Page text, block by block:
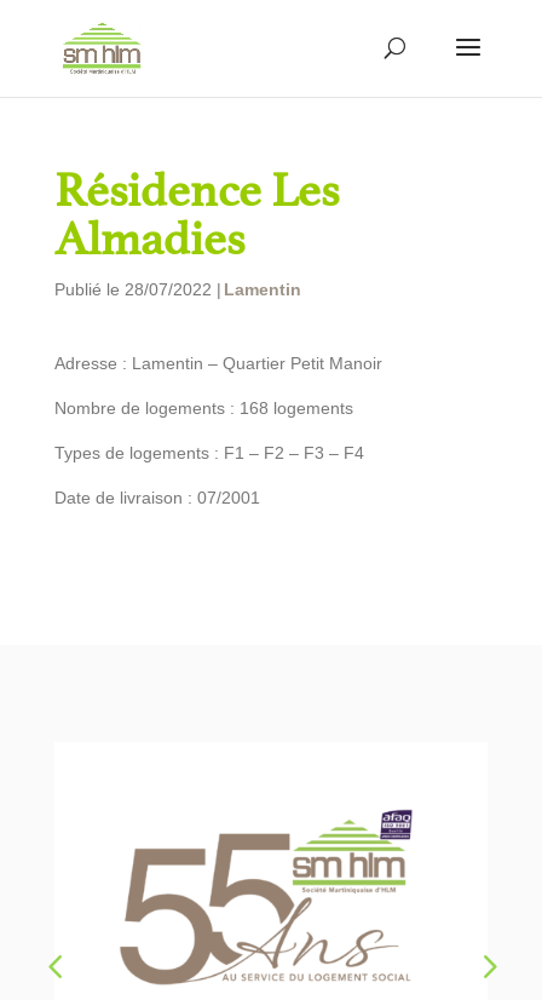
Résidence Les
Almadies
Publié le 28/07/2022 | Lamentin
Adresse : Lamentin – Quartier Petit Manoir
Nombre de logements : 168 logements
Types de logements : F1 – F2 – F3 – F4
Date de livraison : 07/2001